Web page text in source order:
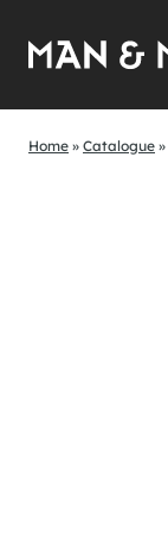
Home » Catalogue »